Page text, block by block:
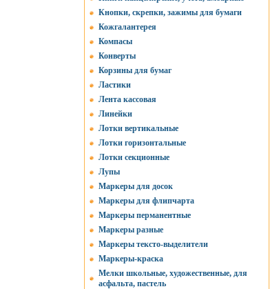
Кнопки, скрепки, зажимы для бумаги
Кожгалантерея
Компасы
Конверты
Корзины для бумаг
Ластики
Лента кассовая
Линейки
Лотки вертикальные
Лотки горизонтальные
Лотки секционные
Лупы
Маркеры для досок
Маркеры для флипчарта
Маркеры перманентные
Маркеры разные
Маркеры тексто-выделители
Маркеры-краска
Мелки школьные, художественные, для
асфальта, пастель